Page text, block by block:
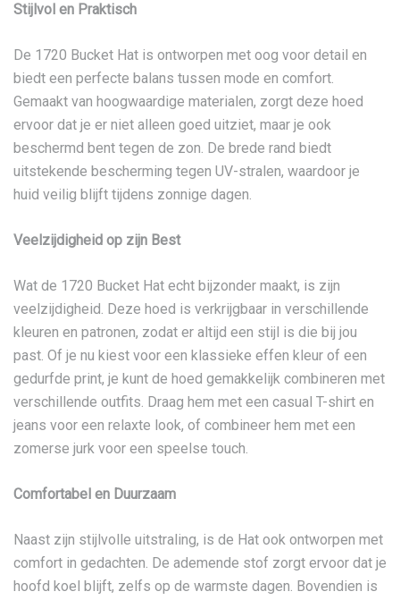
Stijlvol en Praktisch
De 1720 Bucket Hat is ontworpen met oog voor detail en
biedt een perfecte balans tussen mode en comfort.
Gemaakt van hoogwaardige materialen, zorgt deze hoed
ervoor dat je er niet alleen goed uitziet, maar je ook
beschermd bent tegen de zon. De brede rand biedt
uitstekende bescherming tegen UV-stralen, waardoor je
huid veilig blijft tijdens zonnige dagen.
Veelzijdigheid op zijn Best
Wat de 1720 Bucket Hat echt bijzonder maakt, is zijn
veelzijdigheid. Deze hoed is verkrijgbaar in verschillende
kleuren en patronen, zodat er altijd een stijl is die bij jou
past. Of je nu kiest voor een klassieke effen kleur of een
gedurfde print, je kunt de hoed gemakkelijk combineren met
verschillende outfits. Draag hem met een casual T-shirt en
jeans voor een relaxte look, of combineer hem met een
zomerse jurk voor een speelse touch.
Comfortabel en Duurzaam
Naast zijn stijlvolle uitstraling, is de Hat ook ontworpen met
comfort in gedachten. De ademende stof zorgt ervoor dat je
hoofd koel blijft, zelfs op de warmste dagen. Bovendien is